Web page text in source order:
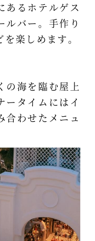
あるホテルゲス
ルバー。手作り
楽しめます。
の海を臨む屋上
ータイムにはイ
合わせたメニュ